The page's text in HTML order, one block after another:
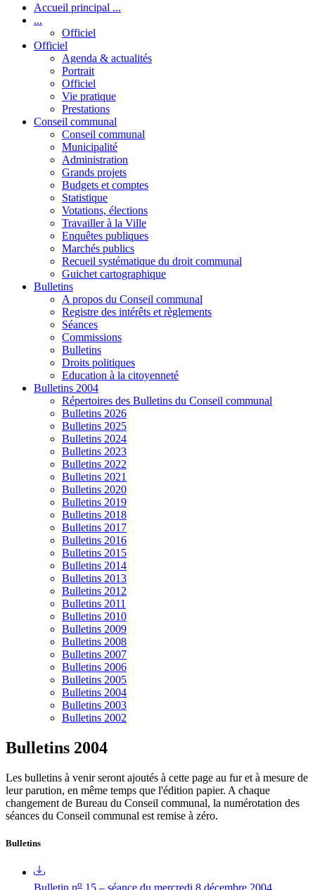
Accueil principal ...
...
Officiel
Officiel
Agenda & actualités
Portrait
Officiel
Vie pratique
Prestations
Conseil communal
Conseil communal
Municipalité
Administration
Grands projets
Budgets et comptes
Statistique
Votations, élections
Travailler à la Ville
Enquêtes publiques
Marchés publics
Recueil systématique du droit communal
Guichet cartographique
Bulletins
A propos du Conseil communal
Registre des intérêts et règlements
Séances
Commissions
Bulletins
Droits politiques
Education à la citoyenneté
Bulletins 2004
Répertoires des Bulletins du Conseil communal
Bulletins 2026
Bulletins 2025
Bulletins 2024
Bulletins 2023
Bulletins 2022
Bulletins 2021
Bulletins 2020
Bulletins 2019
Bulletins 2018
Bulletins 2017
Bulletins 2016
Bulletins 2015
Bulletins 2014
Bulletins 2013
Bulletins 2012
Bulletins 2011
Bulletins 2010
Bulletins 2009
Bulletins 2008
Bulletins 2007
Bulletins 2006
Bulletins 2005
Bulletins 2004
Bulletins 2003
Bulletins 2002
Bulletins 2004
Les bulletins à venir seront ajoutés à cette page au fur et à mesure de
leur parution, en même temps que l'édition papier. A chaque
changement de Bureau du Conseil communal, la numérotation des
séances du Conseil communal est remise à zéro.
Bulletins
o